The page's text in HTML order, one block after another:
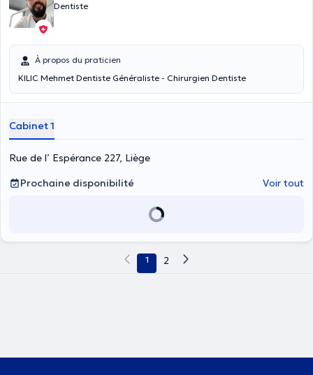
Dentiste
À propos du praticien
KILIC Mehmet Dentiste Généraliste - Chirurgien Dentiste
Cabinet 1
Rue de l’ Espérance 227, Liège
Prochaine disponibilité
Voir tout
1 2